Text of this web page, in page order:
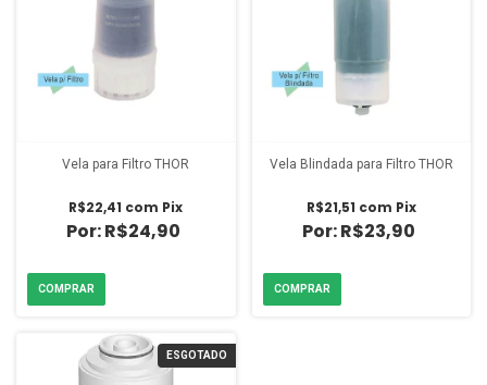
Vela para Filtro THOR
R$24,90
R$22,41 com Pix
Vela Blindada para Filtro THOR
R$23,90
R$21,51 com Pix
ESGOTADO